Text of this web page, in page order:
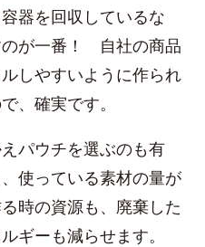
器を回収しているな
のが一番！ 自社の商品
しやすいように作られ
、確実です。
パウチを選ぶのも有
使っている素材の量が
時の資源も、廃棄した
ギーも減らせます。